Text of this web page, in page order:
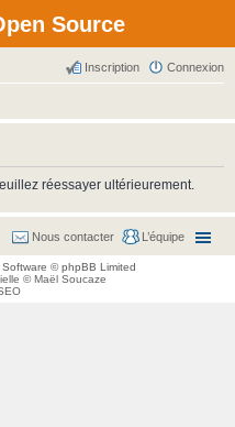
Source
Connexion
Inscription
réessayer ultérieurement.
L’équipe
Nous contacter
© phpBB Limited
©Maël Soucaze